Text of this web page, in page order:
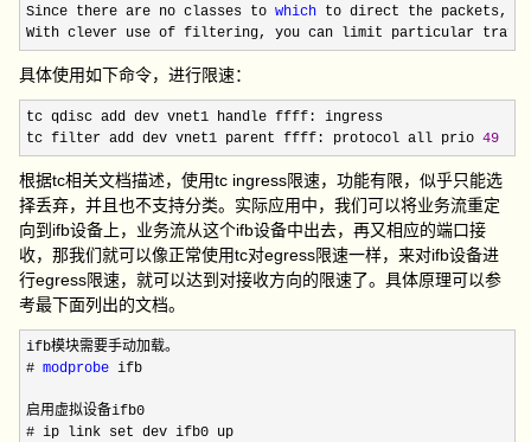
Since there are no classes to which to direct the packets,
With clever use of filtering, you can limit particular
具体使用如下命令，进行限速：
tc qdisc add dev vnet1 handle ffff: ingress
tc filter add dev vnet1 parent ffff: protocol all prio 49
根据tc相关文档描述，使用tc ingress限速，功能有限，似乎只能选
择丢弃，并且也不支持分类。实际应用中，我们可以将业务流重定
向到ifb设备上，业务流从这个ifb设备中出去，再又相应的端口接
收，那我们就可以像正常使用tc对egress限速一样，来对ifb设备进
行egress限速，就可以达到对接收方向的限速了。具体原理可以参
考最下面列出的文档。
ifb模块需要手动加载。
# modprobe ifb
启用虚拟设备ifb0
# ip link set dev ifb0 up